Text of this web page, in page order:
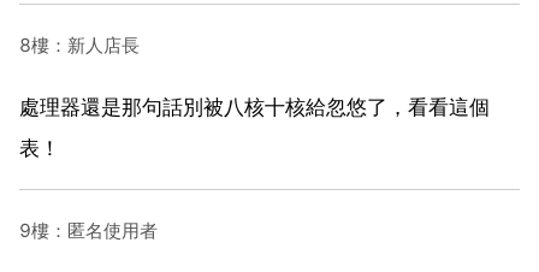
8樓：新人店長
處理器還是那句話別被八核十核給忽悠了，看看這個
表！
9樓：匿名使用者